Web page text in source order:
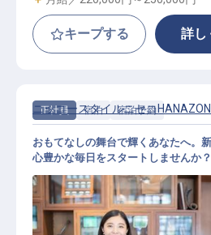
キープする 詳し
正社員 宿泊 宿泊予約
ニッコースタイルニセコ
おもてなしの舞台で輝くあなたへ。新
心豊かな毎日をスタートしませんか？